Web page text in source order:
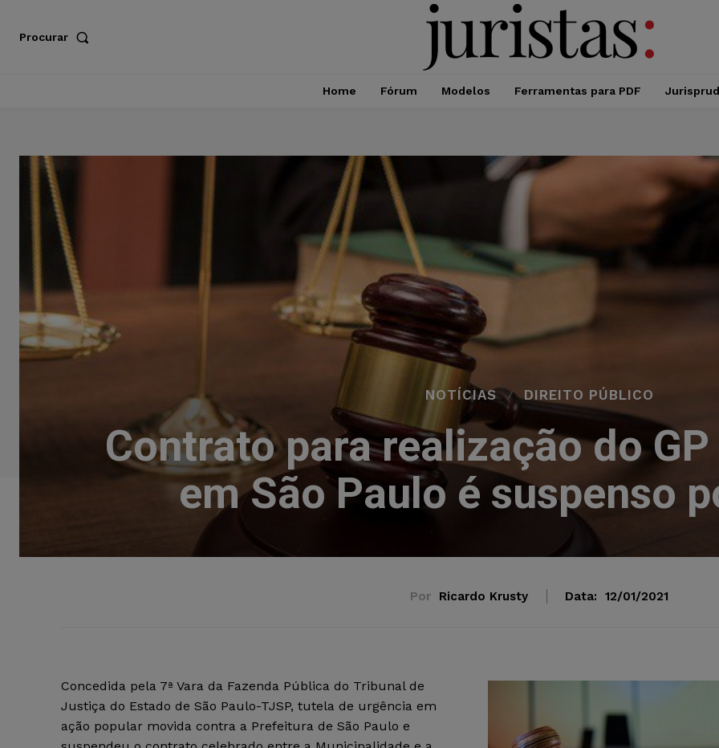
Procurar
Home Fórum Modelos Ferramentas para PDF
NOTÍCIAS DIREITO PÚBLICO
Contrato para realização do
em São Paulo é suspenso
Por Ricardo Krusty Data: 12/01/2021
Concedida pela 7ª Vara da Fazenda Pública do Tribunal de
Justiça do Estado de São Paulo-TJSP, tutela de urgência em
ação popular movida contra a Prefeitura de São Paulo e